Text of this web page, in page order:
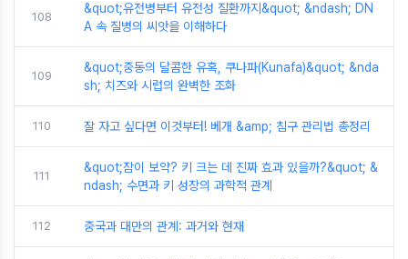
108
&quot;유전병부터 유전성 질환까지&quot; &ndash; DN
A 속 질병의 씨앗을 이해하다
109
&quot;중동의 달콤한 유혹, 쿠나파(Kunafa)&quot; &nda
sh; 치즈와 시럽의 완벽한 조화
110 잘 자고 싶다면 이것부터! 베개 &amp; 침구 관리법 총정리
111
&quot;잠이 보약? 키 크는 데 진짜 효과 있을까?&quot; &
ndash; 수면과 키 성장의 과학적 관계
112 중국과 대만의 관계: 과거와 현재